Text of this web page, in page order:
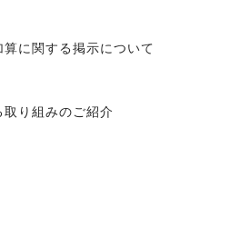
に関する掲示について
り組みのご紹介